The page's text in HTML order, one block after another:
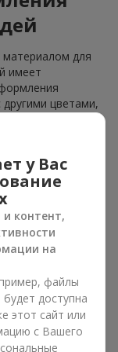
для
имеет
цветами,
в любом
создавать
или
смотрится
а её
оформления и
Учитывайте
любому. Их
у Вас
контент,
на
файлы
доступна
этот сайт или
с Вашего